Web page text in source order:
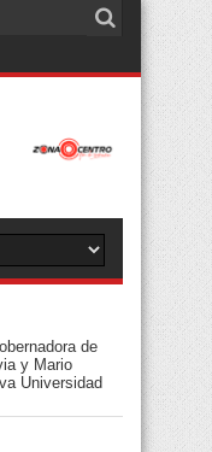
de
y Mario
Universidad